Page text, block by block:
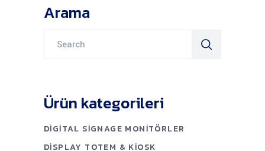
Arama
for:
Ürün kategorileri
DIGITAL SIGNAGE MONITÖRLER
DISPLAY TOTEM & KIOSK